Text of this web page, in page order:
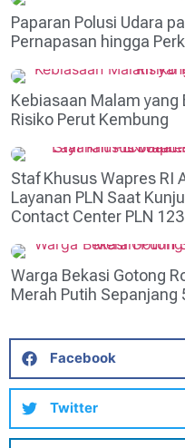
Paparan Polusi Udara
Pernapasan hingga
Kebiasaan Malam
Risiko Perut Kembung
Staf Khusus Wapres RI
Layanan PLN Saat
Contact Center PLN 123
Warga Bekasi Gotong
Merah Putih Sepanjang
Facebook
Twitter